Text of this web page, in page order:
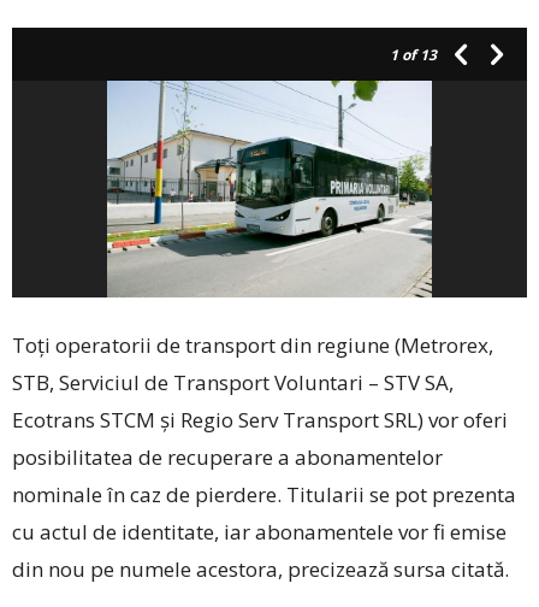
1 of 13
Toți operatorii de transport din regiune (Metrorex,
STB, Serviciul de Transport Voluntari – STV SA,
Ecotrans STCM și Regio Serv Transport SRL) vor oferi
posibilitatea de recuperare a abonamentelor
nominale în caz de pierdere. Titularii se pot prezenta
cu actul de identitate, iar abonamentele vor fi emise
din nou pe numele acestora, precizează sursa citată.